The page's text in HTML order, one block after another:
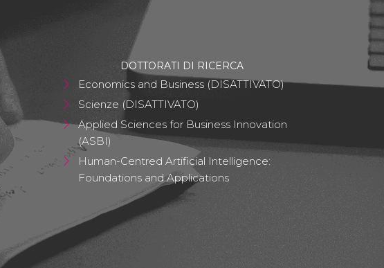
DOTTORATI DI RICERCA
Economics and Business (DISATTIVATO)
Scienze (DISATTIVATO)
Applied Sciences for Business Innovation
(ASBI)
Human-Centred Artificial Intelligence:
Foundations and Applications